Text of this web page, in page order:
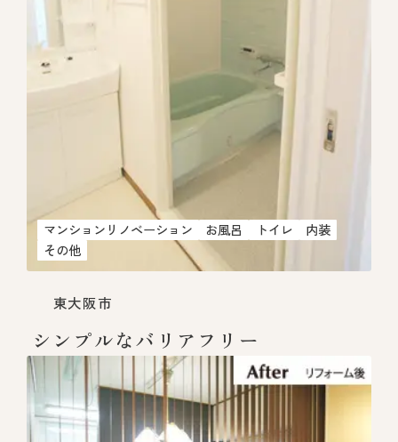
マンションリノベーション お風呂 トイレ
内装
その他
東大阪市
シンプルなバリアフリー